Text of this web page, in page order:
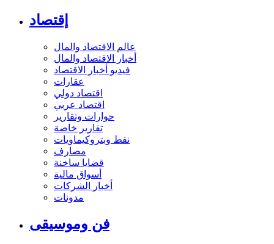
إقتصاد
عالم الاقتصاد والمال
أخبار الاقتصاد والمال
فيديو أخبار الاقتصاد
عقارات
اقتصاد دولي
اقتصاد عربي
حوارات وتقارير
تقارير خاصة
نفط وبتروكيماويات
مصارف
قضايا ساخنة
أسواق مالية
أخبار الشركات
مدونات
فن وموسيقى